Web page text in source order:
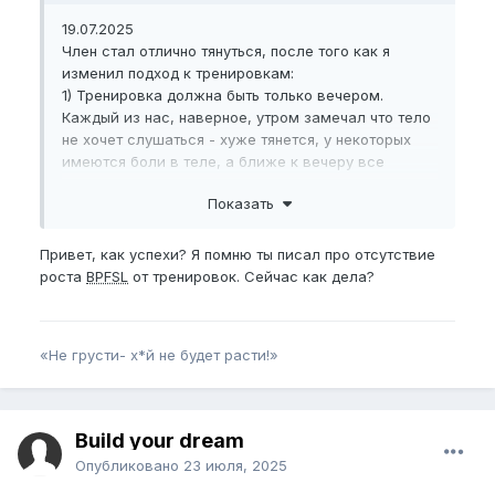
19.07.2025
Член стал отлично тянуться, после того как я
изменил подход к тренировкам:
1) Тренировка должна быть только вечером.
Каждый из нас, наверное, утром замечал что тело
не хочет слушаться - хуже тянется, у некоторых
имеются боли в теле, а ближе к вечеру все
перестал делать тренировки утром. Моя теория
2) Я стартую не с -5BPFSL , а с -3. Для меня так
лучше, потому что раньше, под конец тренировки у
Показать
Привет, как успехи? Я помню ты писал про отсутствие
роста BPFSL от тренировок. Сейчас как дела?
«Не грусти- х*й не будет расти!»
Build your dream
Опубликовано 23 июля, 2025